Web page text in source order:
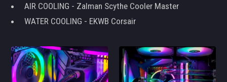
AIR COOLING - Zalman Scythe Cooler Master
WATER COOLING - EKWB Corsair